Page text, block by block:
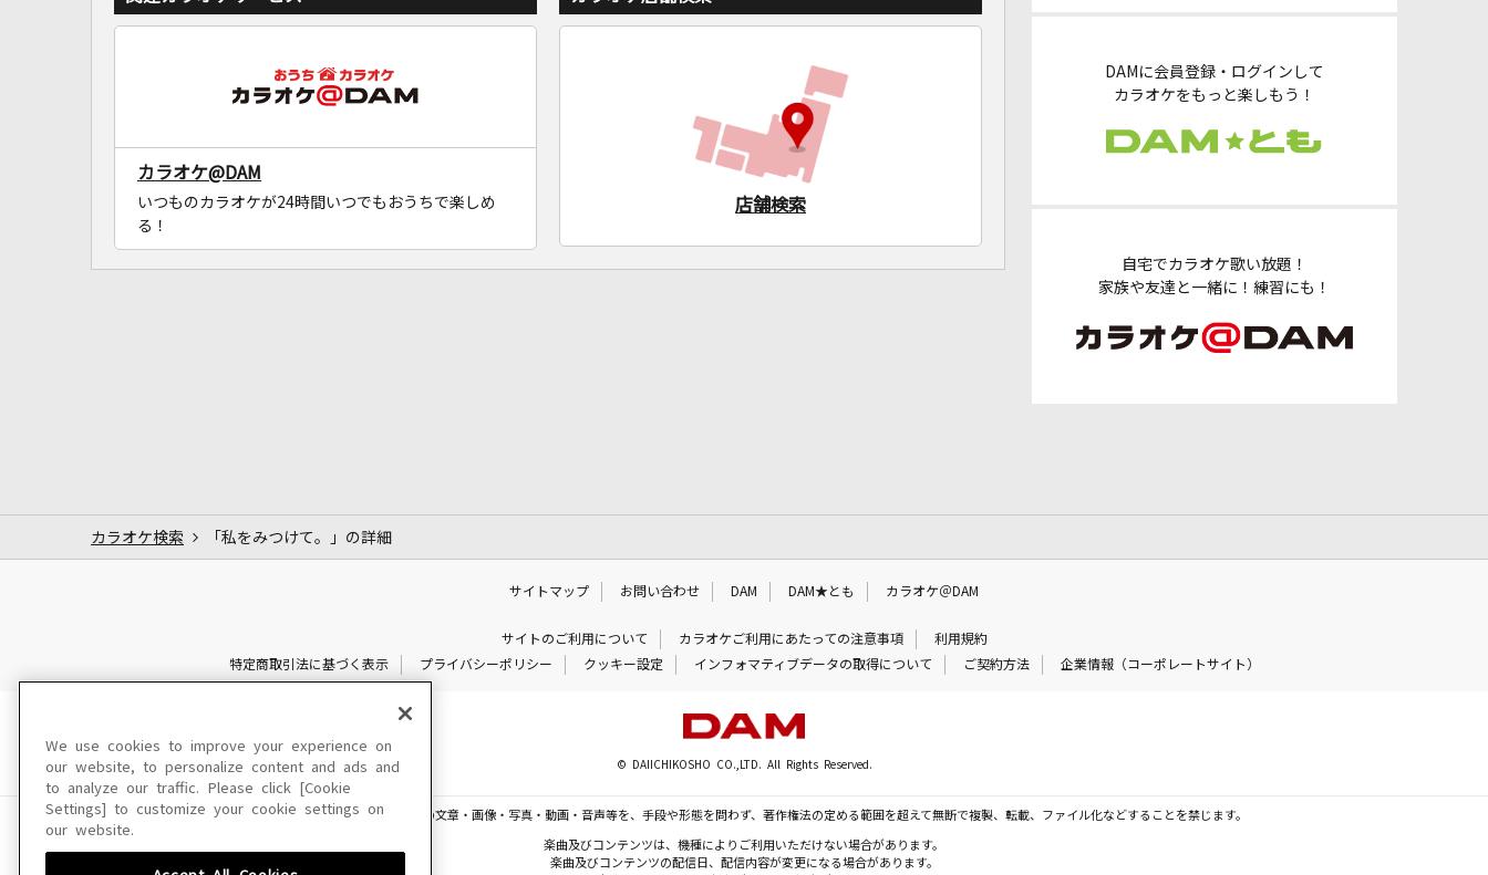
DAMに会員登録・ログインして
カラオケをもっと楽しもう！
自宅でカラオケ歌い放題！
家族や友達と一緒に！練習にも！
カラオケ@DAM
いつものカラオケが24時間いつでもおうちで楽しめ
る！
店舗検索
カラオケ検索 「私をみつけて。」の詳細
サイトマップ お問い合わせ DAM DAM★とも カラオケ＠DAM
サイトのご利用について カラオケご利用にあたっての注意事項
利用規約
特定商取引法に基づく表示
プライバシーポリシー クッキー設定 インフォマティブデータの取得について ご契約方法 企業情報（コーポレートサイト）
© DAIICHIKOSHO CO.,LTD. All Rights Reserved.
このサイトに掲載されている一切の文章・画像・写真・動画・音声等を、手段や形態を問わず、著作権法の定める範囲を超えて無断で複製、転載、ファイル化などすることを禁じます。
楽曲及びコンテンツは、機種によりご利用いただけない場合があります。
楽曲及びコンテンツの配信日、配信内容が変更になる場合があります。
We use cookies to improve your experience on
our website, to personalize content and ads and
to analyze our traffic. Please click [Cookie
Settings] to customize your cookie settings on
our website.